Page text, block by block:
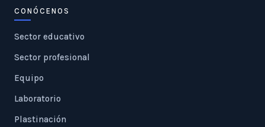
CONÓCENOS
Sector educativo
Sector profesional
Equipo
Laboratorio
Plastinación